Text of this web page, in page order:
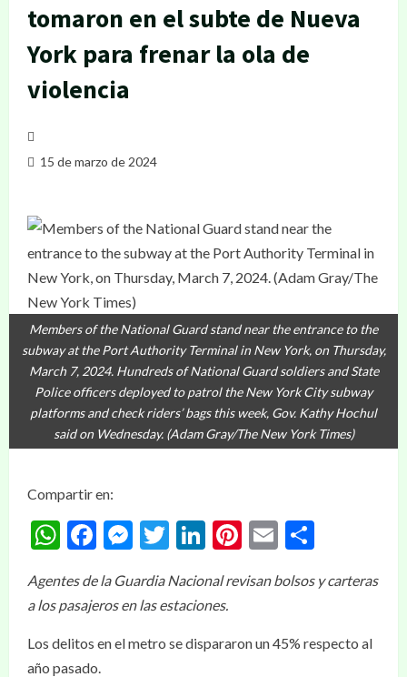
tomaron en el subte de Nueva
York para frenar la ola de
violencia
15 de marzo de 2024
Members of the National Guard stand near the entrance to the
subway at the Port Authority Terminal in New York, on Thursday,
March 7, 2024. Hundreds of National Guard soldiers and State
Police officers deployed to patrol the New York City subway
platforms and check riders’ bags this week, Gov. Kathy Hochul
said on Wednesday. (Adam Gray/The New York Times)
Compartir en:
WhatsApp
Facebook
Messenger
Twitter
LinkedIn
Pinterest
Email
Agentes de la Guardia Nacional revisan bolsos y carteras
a los pasajeros en las estaciones.
Los delitos en el metro se dispararon un 45% respecto al
año pasado.